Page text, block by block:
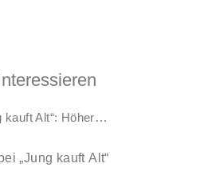
KfW-Förderung „Jung kauft Alt“: Höhere Kredite ab August 2026
„Jung kauft Alt“